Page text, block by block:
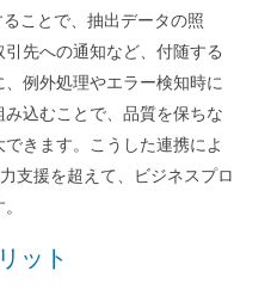
ことで、抽出データの照
先への通知など、付随する
例外処理やエラー検知時に
込むことで、品質を保ちな
きます。こうした連携によ
支援を超えて、ビジネスプロ
ット